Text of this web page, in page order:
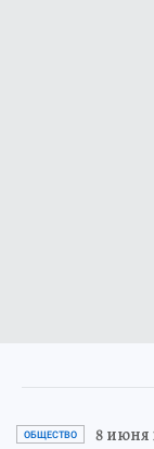
ОБЩЕСТВО 8 июня